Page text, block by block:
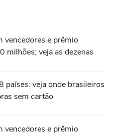
vencedores e prêmio
milhões; veja as dezenas
países: veja onde brasileiros
sem cartão
vencedores e prêmio